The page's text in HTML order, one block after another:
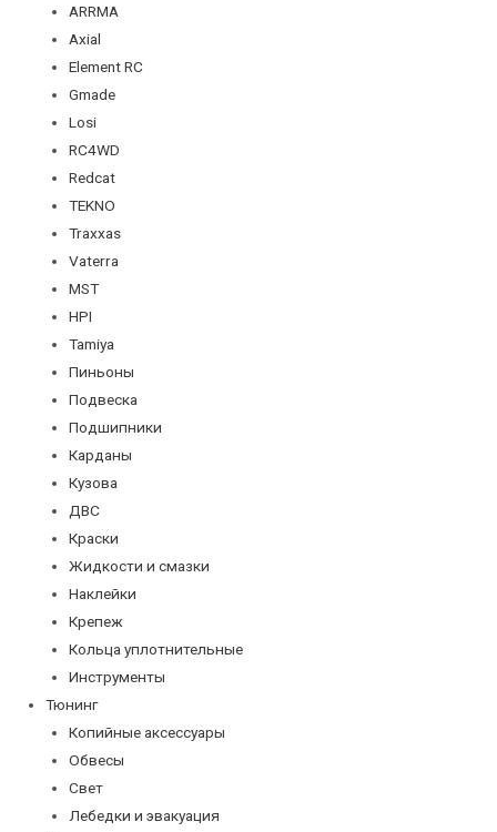
ARRMA
Axial
Element RC
Gmade
Losi
RC4WD
Redcat
TEKNO
Traxxas
Vaterra
MST
HPI
Tamiya
Пиньоны
Подвеска
Подшипники
Карданы
Кузова
ДВС
Краски
Жидкости и смазки
Наклейки
Крепеж
Кольца уплотнительные
Инструменты
Тюнинг
Копийные аксессуары
Обвесы
Свет
Лебедки и эвакуация